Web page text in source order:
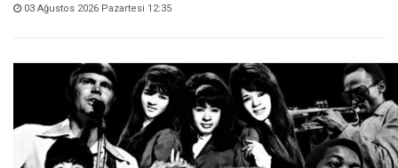
03 Ağustos 2026 Pazartesi 12:35